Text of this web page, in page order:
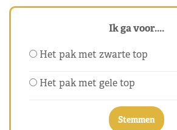
Ik ga voor....
Het pak met zwarte top
Het pak met gele top